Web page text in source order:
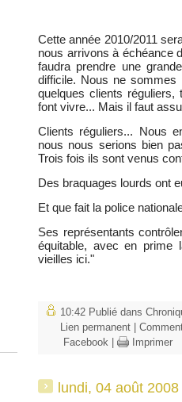
Cette année 2010/2011
nous arrivons à échéance
faudra prendre une
difficile. Nous ne
quelques clients
font vivre... Mais il faut
Clients réguliers... Nous
nous nous serions bien
Trois fois ils sont venus
Des braquages lourds ont
Et que fait la police
Ses représentants
équitable, avec en
vieilles ici."
10:42 Publié dans
Lien permanent
Facebook
Imprimer
lundi, 04 août 2008